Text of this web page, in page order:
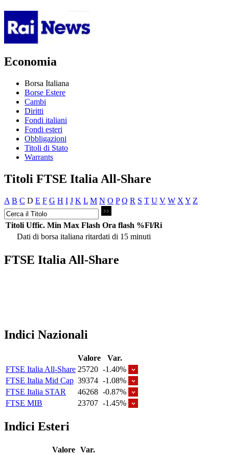
Economia
Borsa Italiana
Borse Estere
Cambi
Diritti
Fondi italiani
Fondi esteri
Obbligazioni
Titoli di Stato
Warrants
Titoli FTSE Italia All-Share
A B C D E F G H I J K L M N O P Q R S T U V W X Y Z
Titoli Uffic. Min Max Flash Ora flash %Fl/Ri
Dati di borsa italiana ritardati di 15 minuti
FTSE Italia All-Share
Indici Nazionali
Valore
Var.
FTSE Italia All-Share 25720 -1.40%
FTSE Italia Mid Cap 39374 -1.08%
FTSE Italia STAR
46268 -0.87%
FTSE MIB
23707 -1.45%
Indici Esteri
Valore Var.